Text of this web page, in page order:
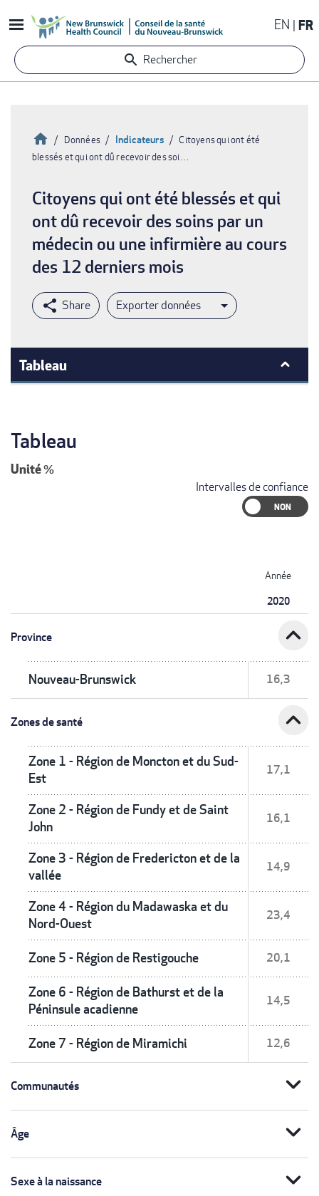
au
contenu
principal
EN FR
Rechercher
d'Ariane
Accueil
Données Indicateurs
Citoyens qui ont été
blessés et qui ont dû recevoir des soi…
Citoyens qui ont été blessés et qui
ont dû recevoir des soins par un
médecin ou une infirmière au cours
des 12 derniers mois
Exporter données
Tableau
Tableau
Unité%
Intervalles de confiance
Année
2020
Province expand_less
Nouveau-Brunswick 16,3
Zones de santé expand_less
Zone 1 - Région de Moncton et du Sud-
Est
17,1
Zone 2 - Région de Fundy et de Saint
John
16,1
Zone 3 - Région de Fredericton et de la
vallée
14,9
Zone 4 - Région du Madawaska et du
Nord-Ouest
23,4
Zone 5 - Région de Restigouche 20,1
Zone 6 - Région de Bathurst et de la
Péninsule acadienne
14,5
Zone 7 - Région de Miramichi 12,6
Communautés expand_more
Âge expand_more
Sexe à la naissance expand_more